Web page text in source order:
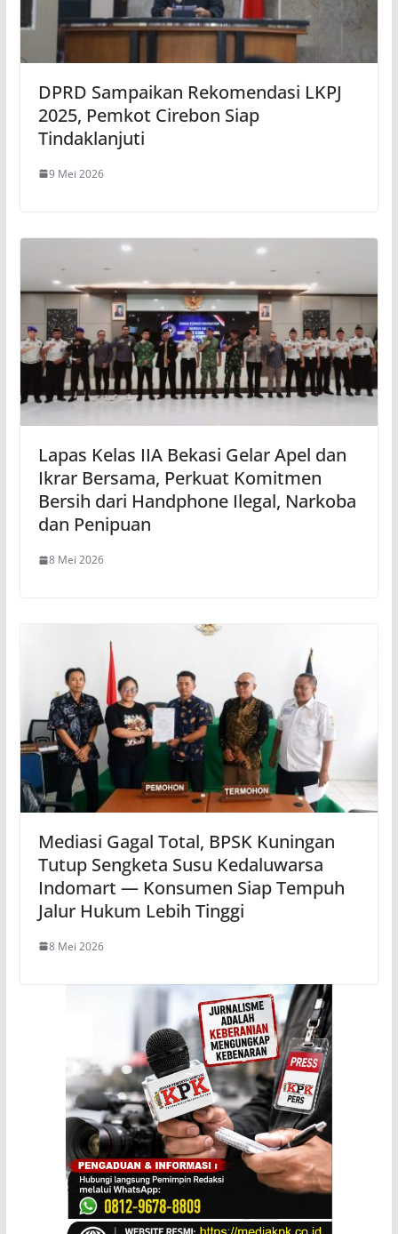
DPRD Sampaikan Rekomendasi LKPJ
2025, Pemkot Cirebon Siap
Tindaklanjuti
9 Mei 2026
Lapas Kelas IIA Bekasi Gelar Apel dan
Ikrar Bersama, Perkuat Komitmen
Bersih dari Handphone Ilegal, Narkoba
dan Penipuan
8 Mei 2026
Mediasi Gagal Total, BPSK Kuningan
Tutup Sengketa Susu Kedaluwarsa
Indomart — Konsumen Siap Tempuh
Jalur Hukum Lebih Tinggi
8 Mei 2026